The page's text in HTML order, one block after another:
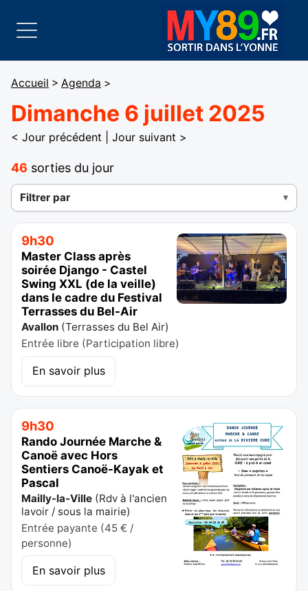
Accueil > Agenda >
Dimanche 6 juillet 2025
< Jour précédent Jour suivant >
46 sorties du jour
Filtrer par
9h30
Master Class après
soirée Django - Castel
Swing XXL (de la veille)
dans le cadre du Festival
Terrasses du Bel-Air
Avallon (Terrasses du Bel Air)
Entrée libre (Participation libre)
En savoir plus
9h30
Rando Journée Marche &
Canoë avec Hors
Sentiers Canoë-Kayak et
Pascal
Mailly-la-Ville (Rdv à l'ancien
lavoir / sous la mairie)
Entrée payante (45 € /
personne)
En savoir plus